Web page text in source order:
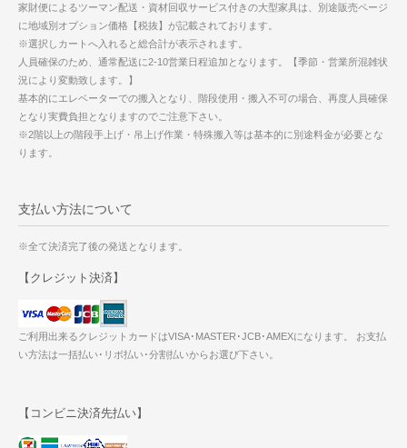
家財便によるツーマン配送・資材回収サービス付きの大型家具は、別途販売ページ
に地域別オプション価格【税抜】が記載されております。
※選択しカートへ入れると総合計が表示されます。
人員確保のため、通常配送に2-10営業日程追加となります。【季節・営業所混雑状
況により変動致します。】
基本的にエレベーターでの搬入となり、階段使用・搬入不可の場合、再度人員確保
となり実費負担となりますのでご注意下さい。
※2階以上の階段手上げ・吊上げ作業・特殊搬入等は基本的に別途料金が必要とな
ります。
支払い方法について
※全て決済完了後の発送となります。
【クレジット決済】
ご利用出来るクレジットカードはVISA･MASTER･JCB･AMEXになります。 お支払
い方法は一括払い･リボ払い･分割払いからお選び下さい。
【コンビニ決済先払い】